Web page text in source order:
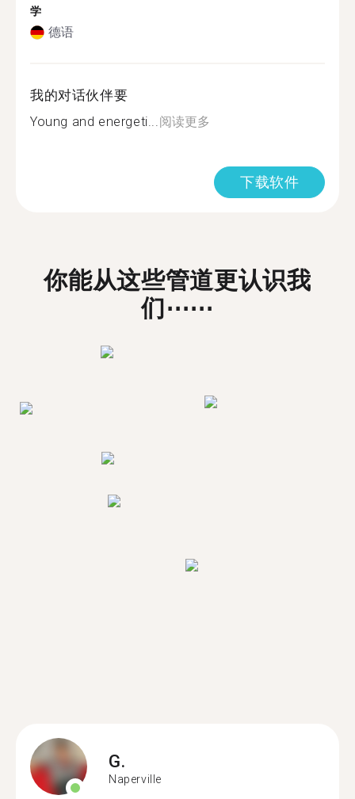
学
德语
我的对话伙伴要
Young and energeti...阅读更多
下载软件
你能从这些管道更认识我
们⋯⋯
G.
Naperville